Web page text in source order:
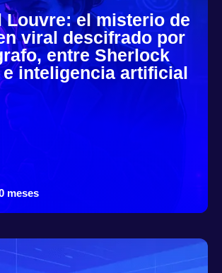
Louvre: el misterio de
viral descifrado por
entre Sherlock
e inteligencia artificial
meses